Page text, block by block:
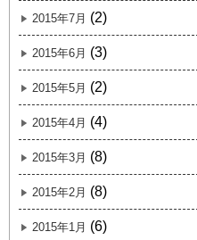
2015年7月 (2)
2015年6月 (3)
2015年5月 (2)
2015年4月 (4)
2015年3月 (8)
2015年2月 (8)
2015年1月 (6)